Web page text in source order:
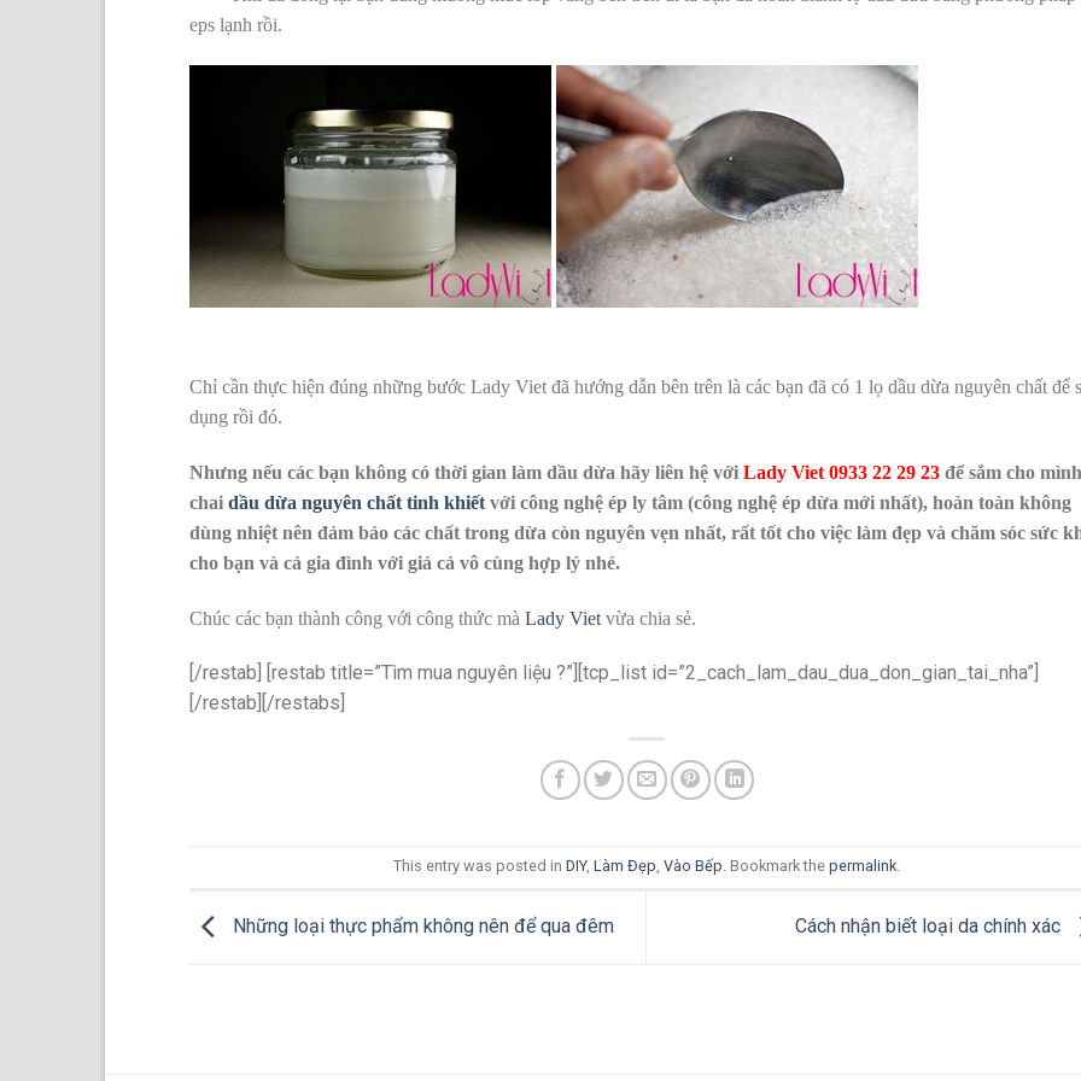
eps lạnh rồi.
Chỉ cần thực hiện đúng những bước Lady Viet đã hướng dẫn bên trên là các bạn đã có 1 lọ dầu dừa nguyên chất để
dụng rồi đó.
Nhưng nếu các bạn không có thời gian làm dầu dừa hãy liên hệ với Lady Viet 0933 22 29 23 để sắm cho
chai dầu dừa nguyên chất tinh khiết với công nghệ ép ly tâm (công nghệ ép dừa mới nhất), hoàn toàn không
dùng nhiệt nên đảm bảo các chất trong dừa còn nguyên vẹn nhất, rất tốt cho việc làm đẹp và chăm sóc sức
cho bạn và cả gia đình với giá cả vô cùng hợp lý nhé.
Chúc các bạn thành công với công thức mà Lady Viet vừa chia sẻ.
[/restab] [restab title=”Tìm mua nguyên liệu ?”][tcp_list id=”2_cach_lam_dau_dua_don_gian_tai_nha”]
[/restab][/restabs]
This entry was posted in DIY, Làm Đẹp Vào Bếp . Bookmark the permalink.
Những loại thực phẩm không nên để qua đêm Cách nhận biết loại da chính xác